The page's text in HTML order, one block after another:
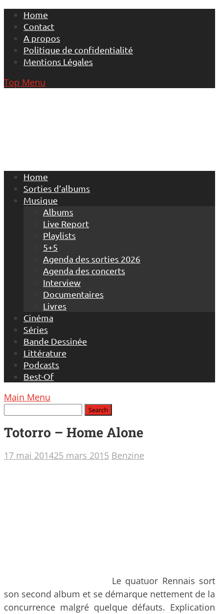
Skip
content
Home
Contact
A propos
Politique de confidentialité
Mentions Légales
Top Menu
Home
Sorties d’albums
Musique
Albums
Live Report
Playlists
5+5
Agenda des sorties 2026
Agenda des concerts
Interview
Documentaires
Livres
Cinéma
Séries
Bande Dessinée
Littérature
Podcasts
Best-Of
Main Menu
Totorro – Home Alone
17 mai 201425 mars 2015 Benzine
Le quatuor Rennais sort
son second album et se démarque nettement de la
concurrence malgré quelque défauts. Explication